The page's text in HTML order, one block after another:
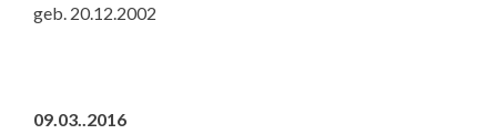
geb. 20.12.2002
09.03..2016